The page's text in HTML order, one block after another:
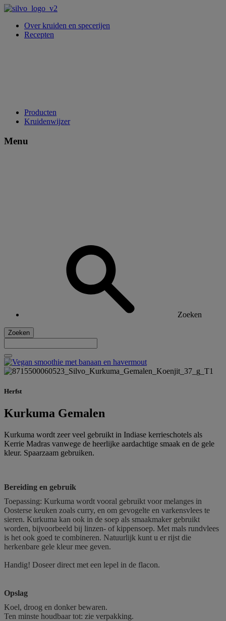
Over kruiden en specerijen
Recepten
Producten
Kruidenwijzer
Menu
Zoeken
Zoeken
Herfst
Kurkuma Gemalen
Kurkuma wordt zeer veel gebruikt in Indiase kerrieschotels als
Kerrie Madras vanwege de heerlijke aardachtige smaak en de gele
kleur. Spaarzaam gebruiken.
Bereiding en gebruik
Toepassing: Kurkuma wordt vooral gebruikt voor melanges in
Oosterse keuken zoals curry, en om gevogelte en varkensvlees te
sieren. Kurkuma kan ook in de soep als smaakmaker gebruikt
worden, bijvoorbeeld bij linzen- of kippensoep. Met mals rundvlees
is het ook goed te combineren. Natuurlijk kunt u er rijst die
herkenbare gele kleur mee geven.
Handig! Doseer direct met een lepel in de flacon.
Opslag
Koel, droog en donker bewaren.
Ten minste houdbaar tot: zie verpakking.